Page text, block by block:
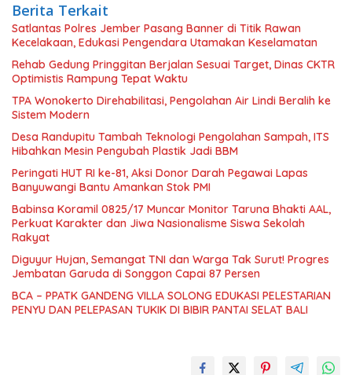
Berita Terkait
Satlantas Polres Jember Pasang Banner di Titik Rawan
Kecelakaan, Edukasi Pengendara Utamakan Keselamatan
Rehab Gedung Pringgitan Berjalan Sesuai Target, Dinas CKTR
Optimistis Rampung Tepat Waktu
TPA Wonokerto Direhabilitasi, Pengolahan Air Lindi Beralih ke
Sistem Modern
Desa Randupitu Tambah Teknologi Pengolahan Sampah, ITS
Hibahkan Mesin Pengubah Plastik Jadi BBM
Peringati HUT RI ke-81, Aksi Donor Darah Pegawai Lapas
Banyuwangi Bantu Amankan Stok PMI
Babinsa Koramil 0825/17 Muncar Monitor Taruna Bhakti AAL,
Perkuat Karakter dan Jiwa Nasionalisme Siswa Sekolah
Rakyat
Diguyur Hujan, Semangat TNI dan Warga Tak Surut! Progres
Jembatan Garuda di Songgon Capai 87 Persen
BCA – PPATK GANDENG VILLA SOLONG EDUKASI PELESTARIAN
PENYU DAN PELEPASAN TUKIK DI BIBIR PANTAI SELAT BALI